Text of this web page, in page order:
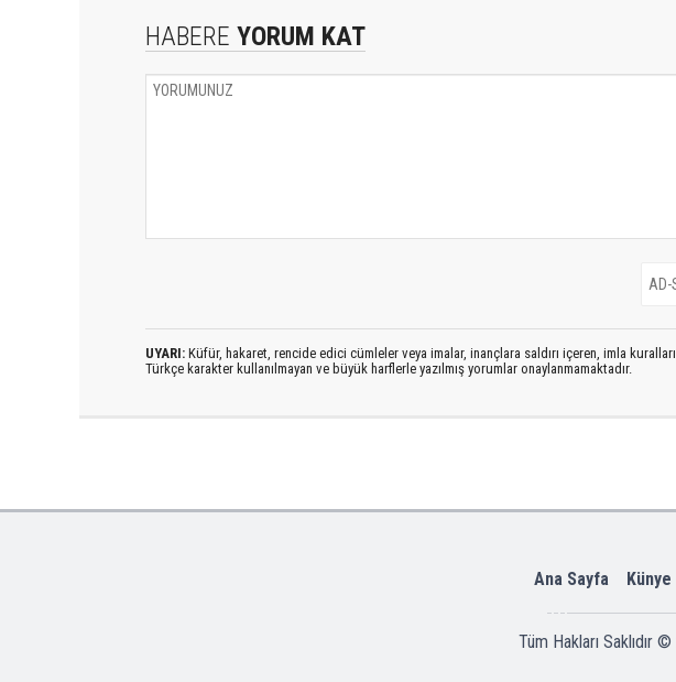
HABERE YORUM KAT
UYARI: Küfür, hakaret, rencide edici cümleler veya imalar, inançlara saldırı içeren, imla kuralları
Türkçe karakter kullanılmayan ve büyük harflerle yazılmış yorumlar onaylanmamaktadır.
Ana Sayfa Künye
Tüm Hakları Saklıdır